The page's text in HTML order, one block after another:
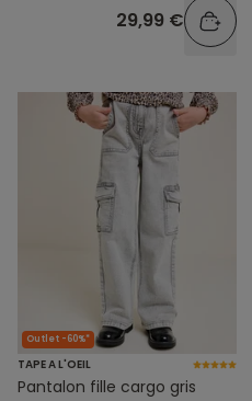
29,99 €
Outlet -60%*
TAPE A L'OEIL
Pantalon fille cargo gris